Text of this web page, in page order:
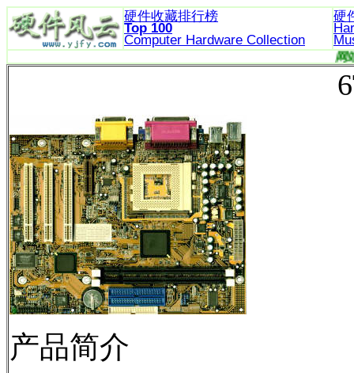
硬件收藏排行榜
Top 100
Computer Hardware Collection
硬
产品简介